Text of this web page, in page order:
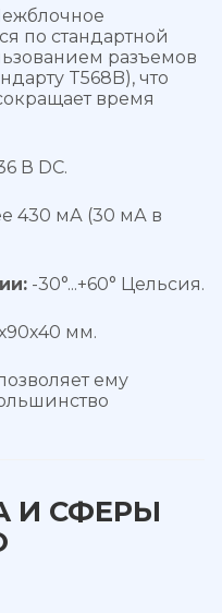
по стандартной
разъемов
T568B), что
время
В DC.
430 мА (30 мА в
-30°...+60° Цельсия.
мм.
ему
И СФЕРЫ